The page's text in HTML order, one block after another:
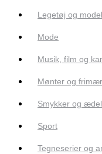
Legetøj og
Mode
Musik, film og
Mønter og
Smykker og
Sport
Tegneserier og